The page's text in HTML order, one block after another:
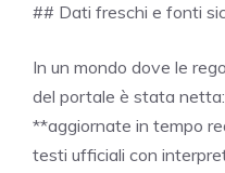
## Dati freschi e fonti
In un mondo dove le
del portale è stata
**aggiornate in tempo
testi ufficiali con